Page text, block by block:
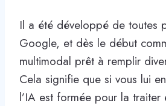
Il a été développé de toutes
Google, et dès le début
multimodal prêt à remplir
Cela signifie que si vous lui
l’IA est formée pour la traiter